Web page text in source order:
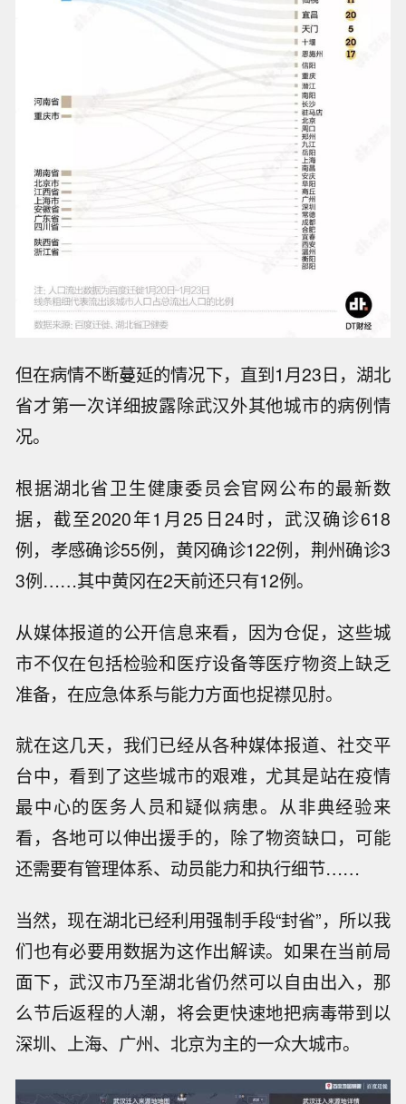
但在病情不断蔓延的情况下，直到1月23日，湖北
省才第一次详细披露除武汉外其他城市的病例情
况。
根据湖北省卫生健康委员会官网公布的最新数
据，截至2020年1月25日24时，武汉确诊618
例，孝感确诊55例，黄冈确诊122例，荆州确诊3
3例……其中黄冈在2天前还只有12例。
从媒体报道的公开信息来看，因为仓促，这些城
市不仅在包括检验和医疗设备等医疗物资上缺乏
准备，在应急体系与能力方面也捉襟见肘。
就在这几天，我们已经从各种媒体报道、社交平
台中，看到了这些城市的艰难，尤其是站在疫情
最中心的医务人员和疑似病患。从非典经验来
看，各地可以伸出援手的，除了物资缺口，可能
还需要有管理体系、动员能力和执行细节……
当然，现在湖北已经利用强制手段“封省”，所以我
们也有必要用数据为这作出解读。如果在当前局
面下，武汉市乃至湖北省仍然可以自由出入，那
么节后返程的人潮，将会更快速地把病毒带到以
深圳、上海、广州、北京为主的一众大城市。